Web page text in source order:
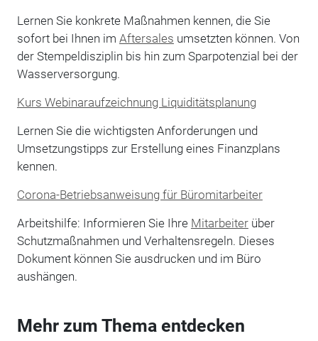
Lernen Sie konkrete Maßnahmen kennen, die Sie
sofort bei Ihnen im Aftersales umsetzten können. Von
der Stempeldisziplin bis hin zum Sparpotenzial bei der
Wasserversorgung.
Kurs Webinaraufzeichnung Liquiditätsplanung
Lernen Sie die wichtigsten Anforderungen und
Umsetzungstipps zur Erstellung eines Finanzplans
kennen.
Corona-Betriebsanweisung für Büromitarbeiter
Arbeitshilfe: Informieren Sie Ihre Mitarbeiterüber
Schutzmaßnahmen und Verhaltensregeln. Dieses
Dokument können Sie ausdrucken und im Büro
aushängen.
Mehr zum Thema entdecken